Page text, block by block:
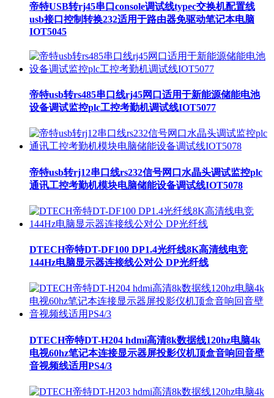
帝特USB转rj45串口console调试线typec交换机配置线
usb接口控制转换232适用于路由器免驱动笔记本电脑
IOT5045
帝特usb转rs485串口线rj45网口适用于新能源储能电池
设备调试监控plc工控考勤机调试线IOT5077
帝特usb转rj12串口线rs232信号网口水晶头调试监控plc
通讯工控考勤机模块电脑储能设备调试线IOT5078
DTECH帝特DT-DF100 DP1.4光纤线8K高清线电竞
144Hz电脑显示器连接线公对公 DP光纤线
DTECH帝特DT-H204 hdmi高清8k数据线120hz电脑4k
电视60hz笔记本连接显示器屏投影仪机顶盒音响回音壁
音视频线适用PS4/3